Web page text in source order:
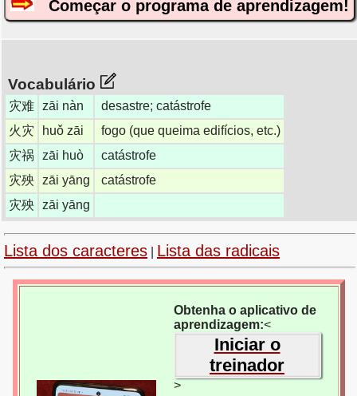
Começar o programa de aprendizagem!
Vocabulário
灾难 zāi nàn
desastre; catástrofe
火灾
huǒ zāi
fogo (que queima edifícios, etc.)
灾祸
zāi huò
catástrofe
灾殃 zāi yāng
catástrofe
灾殃 zāi yāng
Lista dos caracteres Lista das radicais
Obtenha o aplicativo de
aprendizagem:<
Iniciar o
treinador
>